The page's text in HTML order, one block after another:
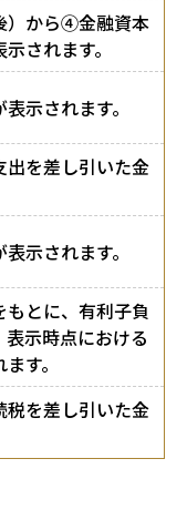
）から④金融資本
されます。
示されます。
を差し引いた金
示されます。
とに、有利子負
示時点における
す。
税を差し引いた金